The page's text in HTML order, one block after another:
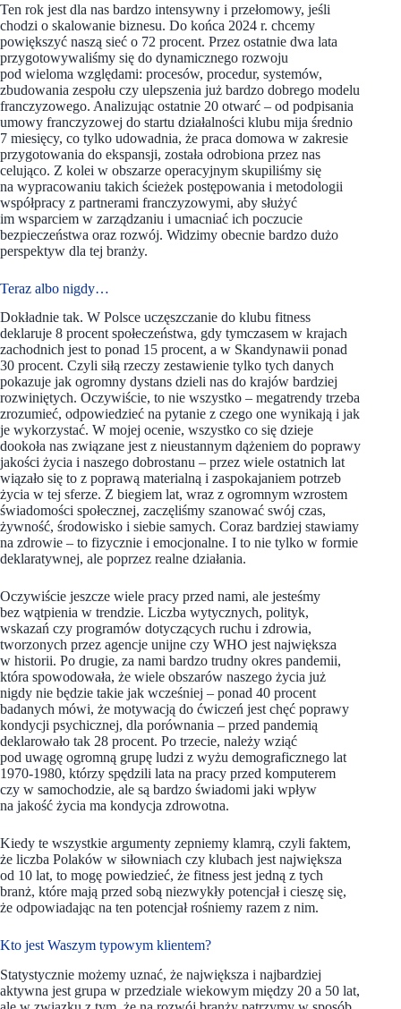
Ten rok jest dla nas bardzo intensywny i przełomowy, jeśli
chodzi o skalowanie biznesu. Do końca 2024 r. chcemy
powiększyć naszą sieć o 72 procent. Przez ostatnie dwa lata
przygotowywaliśmy się do dynamicznego rozwoju
pod wieloma względami: procesów, procedur, systemów,
zbudowania zespołu czy ulepszenia już bardzo dobrego modelu
franczyzowego. Analizując ostatnie 20 otwarć – od podpisania
umowy franczyzowej do startu działalności klubu mija średnio
7 miesięcy, co tylko udowadnia, że praca domowa w zakresie
przygotowania do ekspansji, została odrobiona przez nas
celująco. Z kolei w obszarze operacyjnym skupiliśmy się
na wypracowaniu takich ścieżek postępowania i metodologii
współpracy z partnerami franczyzowymi, aby służyć
im wsparciem w zarządzaniu i umacniać ich poczucie
bezpieczeństwa oraz rozwój. Widzimy obecnie bardzo dużo
perspektyw dla tej branży.
Teraz albo nigdy…
Dokładnie tak. W Polsce uczęszczanie do klubu fitness
deklaruje 8 procent społeczeństwa, gdy tymczasem w krajach
zachodnich jest to ponad 15 procent, a w Skandynawii ponad
30 procent. Czyli siłą rzeczy zestawienie tylko tych danych
pokazuje jak ogromny dystans dzieli nas do krajów bardziej
rozwiniętych. Oczywiście, to nie wszystko – megatrendy trzeba
zrozumieć, odpowiedzieć na pytanie z czego one wynikają i jak
je wykorzystać. W mojej ocenie, wszystko co się dzieje
dookoła nas związane jest z nieustannym dążeniem do poprawy
jakości życia i naszego dobrostanu – przez wiele ostatnich lat
wiązało się to z poprawą materialną i zaspokajaniem potrzeb
życia w tej sferze. Z biegiem lat, wraz z ogromnym wzrostem
świadomości społecznej, zaczęliśmy szanować swój czas,
żywność, środowisko i siebie samych. Coraz bardziej stawiamy
na zdrowie – to fizycznie i emocjonalne. I to nie tylko w formie
deklaratywnej, ale poprzez realne działania.
Oczywiście jeszcze wiele pracy przed nami, ale jesteśmy
bez wątpienia w trendzie. Liczba wytycznych, polityk,
wskazań czy programów dotyczących ruchu i zdrowia,
tworzonych przez agencje unijne czy WHO jest największa
w historii. Po drugie, za nami bardzo trudny okres pandemii,
która spowodowała, że wiele obszarów naszego życia już
nigdy nie będzie takie jak wcześniej – ponad 40 procent
badanych mówi, że motywacją do ćwiczeń jest chęć poprawy
kondycji psychicznej, dla porównania – przed pandemią
deklarowało tak 28 procent. Po trzecie, należy wziąć
pod uwagę ogromną grupę ludzi z wyżu demograficznego lat
1970-1980, którzy spędzili lata na pracy przed komputerem
czy w samochodzie, ale są bardzo świadomi jaki wpływ
na jakość życia ma kondycja zdrowotna.
Kiedy te wszystkie argumenty zepniemy klamrą, czyli faktem,
że liczba Polaków w siłowniach czy klubach jest największa
od 10 lat, to mogę powiedzieć, że fitness jest jedną z tych
branż, które mają przed sobą niezwykły potencjał i cieszę się,
że odpowiadając na ten potencjał rośniemy razem z nim.
Kto jest Waszym typowym klientem?
Statystycznie możemy uznać, że największa i najbardziej
aktywna jest grupa w przedziale wiekowym między 20 a 50 lat,